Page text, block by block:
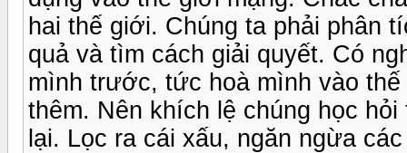
hai thế giới. Chúng ta phải phân
quả và tìm cách giải quyết. Có
mình trước, tức hoà mình vào
thêm. Nên khích lệ chúng học
lại. Lọc ra cái xấu, ngăn ngừa